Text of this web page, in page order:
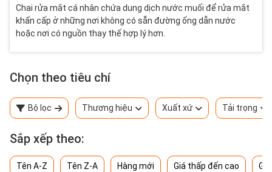
Chai rửa mắt cá nhân chứa dung dịch nước muối để rửa mắt
khẩn cấp ở những nơi không có sẵn đường ống dẫn nước
hoặc nơi có nguồn thay thế hợp lý hơn.
Chọn theo tiêu chí
Bộ lọc Thương hiệu Xuất xứ Tải trọng
Sắp xếp theo:
Tên A-Z Tên Z-A Hàng mới Giá thấp đến cao